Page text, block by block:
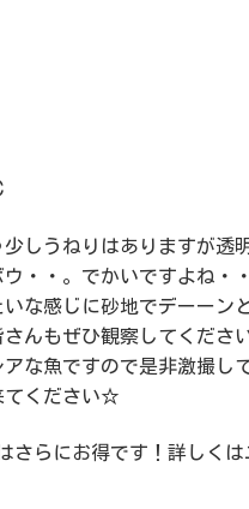
しうねりはありますが透
・・。でかいですよね・
な感じに砂地でデーーン
んもぜひ観察してくださ
な魚ですので是非激撮し
てください☆
さらにお得です！詳しく